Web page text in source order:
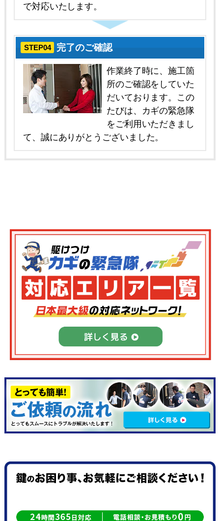
で対応いたします。
STEP04 完了のご確認
作業終了時に、施工箇
所のご確認をしていた
だいております。この
たびは、カギの緊急隊
をご利用いただきまし
て、誠にありがとうございました。